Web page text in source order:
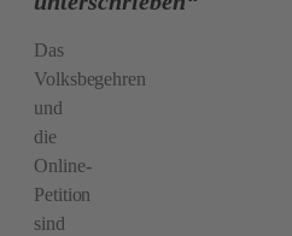
Das
Volksbegehren
und
die
Online-
Petition
sind